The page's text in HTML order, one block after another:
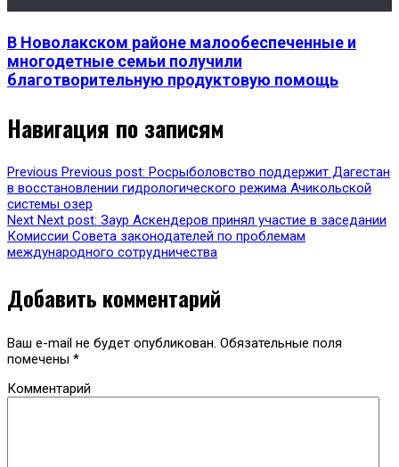
В Новолакском районе малообеспеченные и
многодетные семьи получили
благотворительную продуктовую помощь
Навигация по записям
Previous Previous post: Росрыболовство поддержит Дагестан
в восстановлении гидрологического режима Ачикольской
системы озер
Next Next post: Заур Аскендеров принял участие в заседании
Комиссии Совета законодателей по проблемам
международного сотрудничества
Добавить комментарий
Ваш e-mail не будет опубликован. Обязательные поля
помечены *
Комментарий